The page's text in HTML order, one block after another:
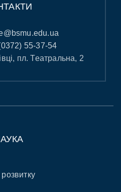
55-37-54
пл. Театральна, 2